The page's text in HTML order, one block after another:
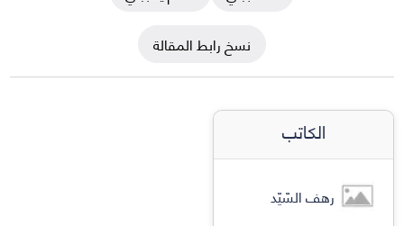
نسخ رابط المقالة
الكاتب
رهف السّيّد